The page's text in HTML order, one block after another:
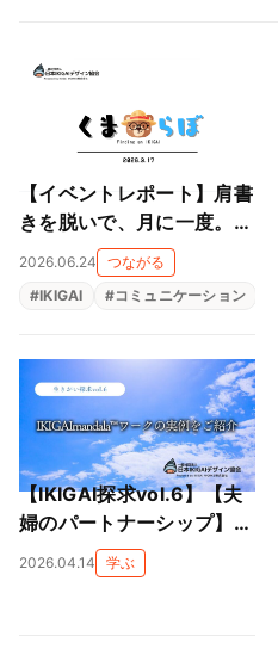
【イベントレポート】肩書
きを脱いで、月に一度。
──オンライン交流会「く
まらぼ IKIGAI研究会」っ
てこんな場所
2026.06.24
つながる
#IKIGAI #コミュニケーション
【IKIGAI探求vol.6】【夫
婦のパートナーシップ】正
反対の二人が「IKIGAI（生
きがい）mandala」で相
2026.04.14 学ぶ